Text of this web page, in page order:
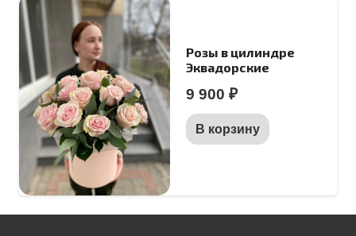
Розы в цилиндре
Эквадорские
9 900 ₽
В корзину